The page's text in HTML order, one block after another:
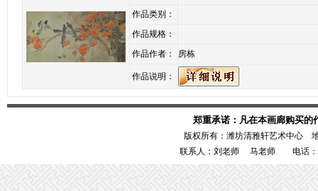
作品类别：
作品规格：
作品作者：
房栋
作品说明：
郑重承诺：凡在本画廊购买的
版权所有：潍坊清雅轩艺术中心
联系人：刘老师 马老师 电话